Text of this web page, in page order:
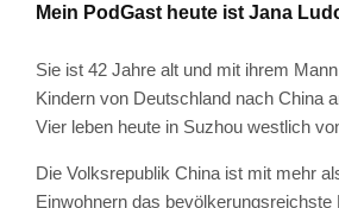
Mein PodGast heute ist Jana
Sie ist 42 Jahre alt und mit ihrem
Kindern von Deutschland nach China
Vier leben heute in Suzhou westlich
Die Volksrepublik China ist mit mehr
Einwohnern das bevölkerungsreichste